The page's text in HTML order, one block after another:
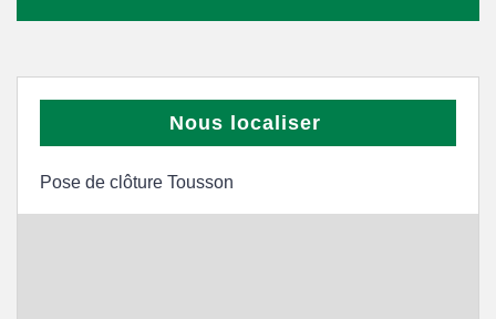
Nous localiser
Pose de clôture Tousson